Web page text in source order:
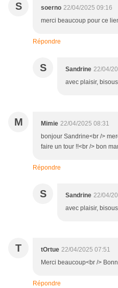
S soerno 22/04/2025 09:16
merci beaucoup pour ce
Répondre
S Sandrine 22/04/
avec plaisir, bisous
M Mimie 22/04/2025 08:31
bonjour Sandrine<br />
faire un tour !!<br /> bon
Répondre
S Sandrine 22/04/
avec plaisir, bisous
T tOrtue 22/04/2025 07:51
Merci beaucoup<br />
Répondre